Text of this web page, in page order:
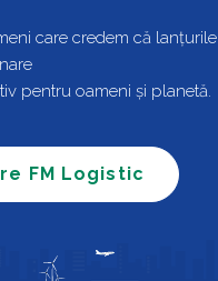
care credem că lanțurile
pentru oameni și planetă.
FM Logistic